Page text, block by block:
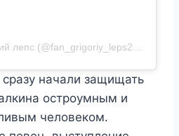
Публикация от григорий лепс (@fan_grigoriy_leps2021)
сразу начали защищать
остроумным и
человеком.